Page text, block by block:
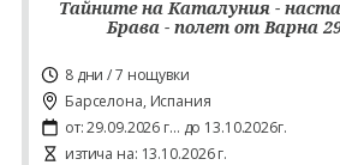
Тайните на Каталуния -
Брава - полет от Варна
8 дни / 7 нощувки
Барселона, Испания
от: 29.09.2026 г... до 13.10.2026г.
изтича на: 13.10.2026 г.